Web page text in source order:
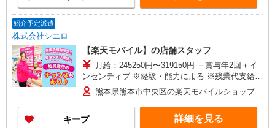
紹介予定派遣
株式会社シエロ
【楽天モバイル】の店舗スタッフ
月給：245250円〜319150円 ＋賞与年2回＋イ
ンセンティブ ※経験・能力による ※残業代支給
★交通費別途支給（規定あり） ゜+゜・。○。・゜
+゜・。○。・゜+゜ 入社祝い金10万円支給(規定
有) お友達を紹介頂くと, インセンティブ支給(規定
有) ゜・。○。・゜+゜・。○。・゜+゜
熊本県熊本市中央区の楽天モバイルショップ
キープ 詳細を見る